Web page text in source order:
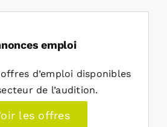
emploi
d’emploi disponibles
de l’audition.
les offres